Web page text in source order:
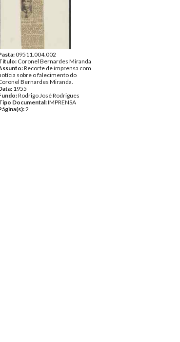
09511.004.002
Coronel Bernardes Miranda
Recorte de imprensa com
sobre o falecimento do
Bernardes Miranda.
1955
Rodrigo José Rodrigues
Documental:IMPRENSA
2